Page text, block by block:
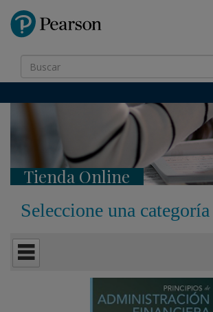
Tienda Online
Seleccione una categoría